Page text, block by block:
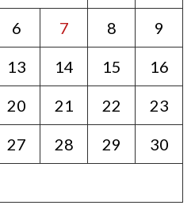
6 7 8 9
13 14 15 16
20 21 22 23
27 28 29 30